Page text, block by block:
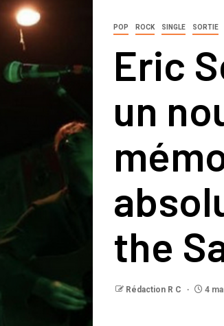
POP ROCK SINGLE SORTIE
Eric
un
the
Rédaction R C 4